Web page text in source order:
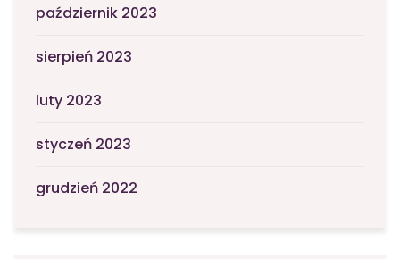
październik 2023
sierpień 2023
luty 2023
styczeń 2023
grudzień 2022